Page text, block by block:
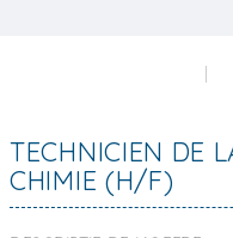
TECHNICIEN DE
CHIMIE (H/F)